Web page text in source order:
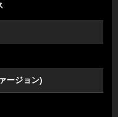
ージョン)